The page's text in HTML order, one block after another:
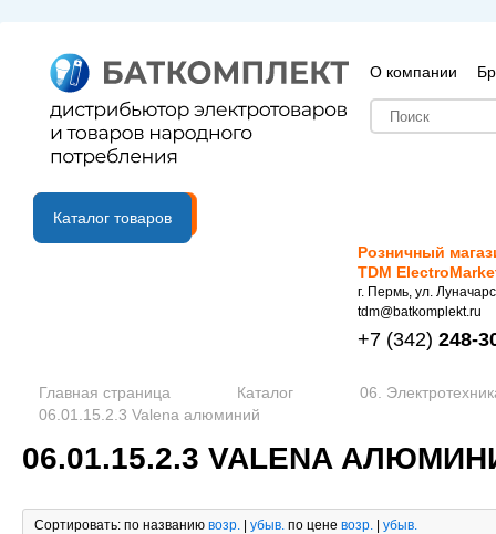
О компании
B2B портал
Каталог товаров
Розничный
TDM
г. Пермь, ул.
tdm@batkomplekt.ru
+7 (342) 248-
Главная страница Каталог
06.
06.01.15.2.3 Valena алюминий
06.01.15.2.3 VALENA
Сортировать: по названию возр. | убыв. по цене возр. | убыв.